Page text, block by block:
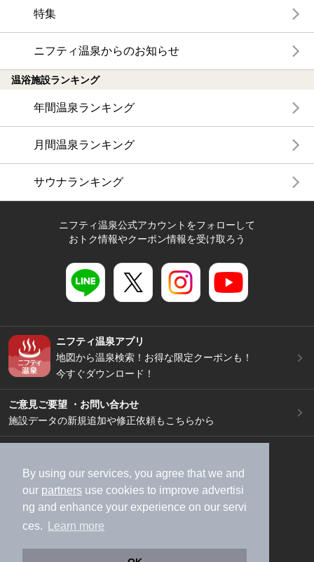
By using our services, you agree that we and
our partners use cookies to improve advertisi
ng and enhance your experience on our servi
ces.
Learn more
特集
ニフティ温泉からのお知らせ
温浴施設ランキング
年間温泉ランキング
月間温泉ランキング
サウナランキング
ニフティ温泉公式アカウントをフォローして
おトク情報やクーポン情報を受け取ろう
ニフティ温泉アプリ
地図から温泉検索！お得な限定クーポンも！
今すぐダウンロード！
ご意見ご要望 ・お問い合わせ
施設データの新規追加や修正依頼もこちらから
加盟店募集（資料請求）
広告出稿のご案内
利用規約
ライフスタイルMEMBERS+規約
特定商取引法に基づく表記
ヘルプ
採用情報
運営会社